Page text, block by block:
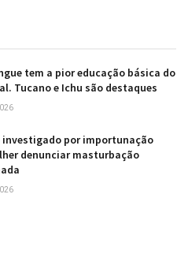
tem a pior educação básica do
Tucano e Ichu são destaques
investigado por importunação
denunciar masturbação